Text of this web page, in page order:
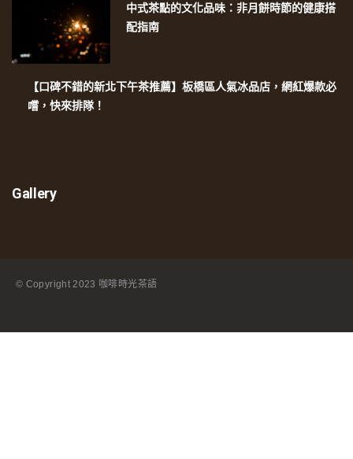
中式茶點的文化品味：非月餅時節的健康搭
配指南
【口碑不錯的新北下午茶推薦】板橋區人氣冰品店，網紅爆款必
嚐，快來排隊！
Gallery
© Copyright2023 咖啡時光茶語